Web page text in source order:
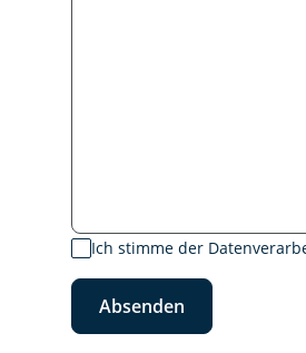
Ich stimme der
Absenden